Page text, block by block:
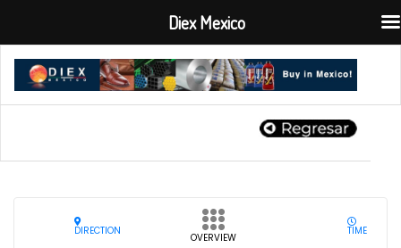
DIRECTION
OVERVIEW
TIME
Diex Mexico